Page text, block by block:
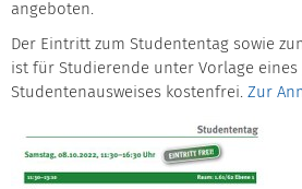
angeboten.
Der Eintritt zum Studententag sowie
ist für Studierende unter Vorlage eines
Studentenausweises kostenfrei. Zur